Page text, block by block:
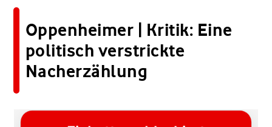
Oppenheimer | Kritik: Eine
politisch verstrickte
Nacherzählung